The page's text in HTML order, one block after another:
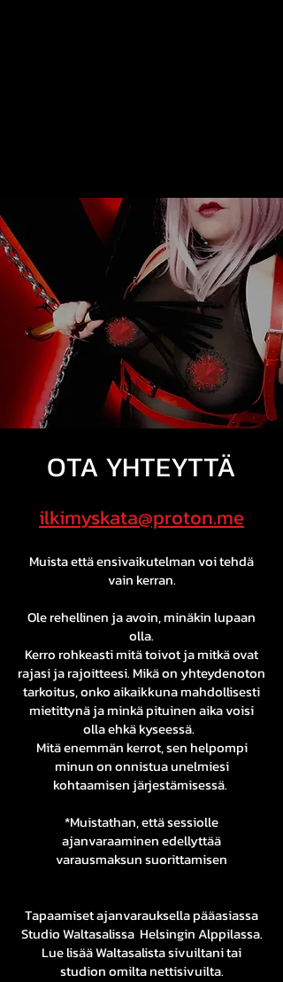
OTA YHTEYTTÄ
ilkimyskata@proton.me
Muista että ensivaikutelman voi tehdä
vain kerran.
Ole rehellinen ja avoin, minäkin lupaan
olla.
Kerro rohkeasti mitä toivotja mitkä ovat
rajasi ja rajoitteesi. Mikä onyhteydenoton
tarkoitus, onko aikaikkuna mahdollisesti
mietittynä ja minkä pituinen aika voisi
olla ehkä kyseessä.
Mitä enemmän kerrot, sen helpompi
minun on onnistua unelmiesi
kohtaamisen järjestämisessä.
*Muistathan, että sessiolle
ajanvaraaminen edellyttää
varausmaksun suorittamisen
Tapaamiset ajanvarauksella pääasiassa
Studio Waltasalissa Helsingin Alppilassa.
Lue lisää Waltasalista sivuiltani tai
studionomilta nettisivuilta.